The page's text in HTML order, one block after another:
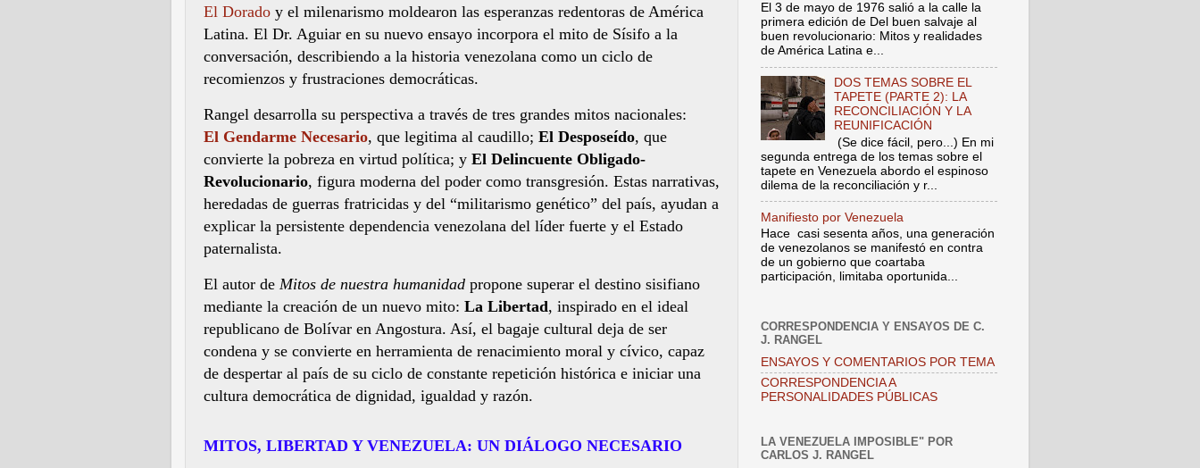
El Dorado y el milenarismo moldearon las esperanzas redentoras de América
Latina. El Dr. Aguiar en su nuevo ensayo incorpora el mito de Sísifo a la
conversación, describiendo a la historia venezolana como un ciclo de
recomienzos y frustraciones democráticas.
Rangel desarrolla su perspectiva a través de tres grandes mitos nacionales:
El Gendarme Necesario, que legitima al caudillo; El Desposeído, que
convierte la pobreza en virtud política; y El Delincuente Obligado-
Revolucionario, figura moderna del poder como transgresión. Estas narrativas,
heredadas de guerras fratricidas y del “militarismo genético” del país, ayudan a
explicar la persistente dependencia venezolana del líder fuerte y el Estado
paternalista.
El autor de Mitos de nuestra humanidad propone superar el destino sisifiano
mediante la creación de un nuevo mito: La Libertad, inspirado en el ideal
republicano de Bolívar en Angostura. Así, el bagaje cultural deja de ser
condena y se convierte en herramienta de renacimiento moral y cívico, capaz
de despertar al país de su ciclo de constante repetición histórica e iniciar una
cultura democrática de dignidad, igualdad y razón.
MITOS, LIBERTAD Y VENEZUELA: UN DIÁLOGO NECESARIO
El 3 de mayo de 1976 salió a la calle la
primera edición de Del buen salvaje al
buen revolucionario: Mitos y realidades
de América Latina e...
DOS TEMAS SOBRE EL
TAPETE (PARTE 2): LA
RECONCILIACIÓN Y LA
REUNIFICACIÓN
(Se dice fácil, pero...) En mi
segunda entrega de los temas sobre el
tapete en Venezuela abordo el espinoso
dilema de la reconciliación y r...
Manifiesto por Venezuela
Hace casi sesenta años, una generación
de venezolanos se manifestó en contra
de un gobierno que coartaba
participación, limitaba oportunida...
CORRESPONDENCIA Y ENSAYOS DE C.
J. RANGEL
ENSAYOS Y COMENTARIOS POR TEMA
CORRESPONDENCIA A
PERSONALIDADES PÚBLICAS
LA VENEZUELA IMPOSIBLE" POR
CARLOS J. RANGEL